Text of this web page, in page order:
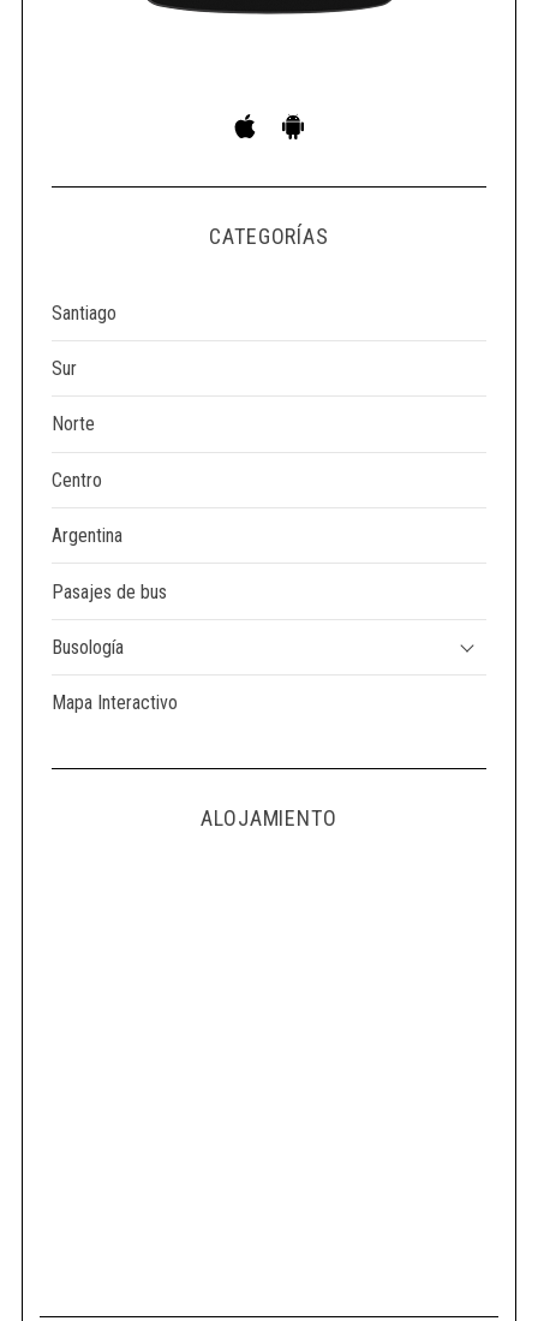
CATEGORÍAS
Santiago
Sur
Norte
Centro
Argentina
Pasajes de bus
Busología
Mapa Interactivo
ALOJAMIENTO